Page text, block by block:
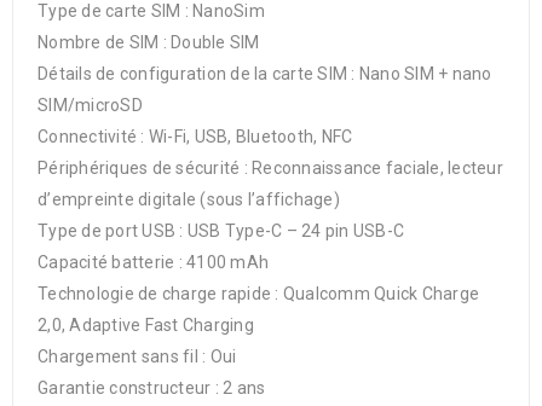
Type de carte SIM : NanoSim
Nombre de SIM : Double SIM
Détails de configuration de la carte SIM : Nano SIM + nano
SIM/microSD
Connectivité : Wi-Fi, USB, Bluetooth, NFC
Périphériques de sécurité : Reconnaissance faciale, lecteur
d’empreinte digitale (sous l’affichage)
Type de port USB : USB Type-C – 24 pin USB-C
Capacité batterie : 4100 mAh
Technologie de charge rapide : Qualcomm Quick Charge
2,0, Adaptive Fast Charging
Chargement sans fil : Oui
Garantie constructeur : 2 ans